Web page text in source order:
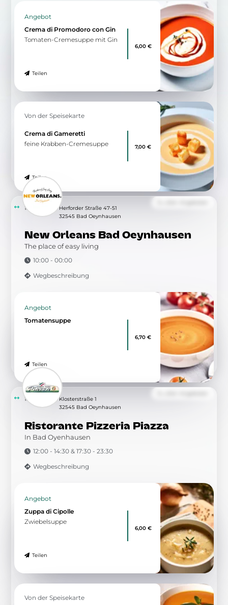
Angebot
Crema di Promodoro con Gin
Tomaten-Cremesuppe mit Gin
Teilen
6,00 €
Von der Speisekarte
Crema di Gameretti
feine Krabben-Cremesuppe
Teilen
7,00 €
New Orleans Bad Oeynhausen
The place of easy living
10:00 - 00:00
Wegbeschreibung
12.45 km
Herforder Straße 47-51
32545 Bad Oeynhausen
Angebot
Tomatensuppe
Teilen
6,70 €
Ristorante Pizzeria Piazza
In Bad Oyenhausen
12:00 - 14:30 & 17:30 - 23:30
Wegbeschreibung
12.54 km
Klosterstraße 1
32545 Bad Oeynhausen
Angebot
Zuppa di Cipolle
Zwiebelsuppe
Teilen
6,00 €
Von der Speisekarte